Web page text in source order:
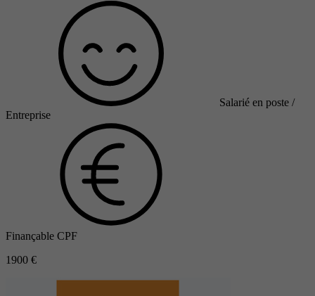
Salarié en poste /
Entreprise
Finançable CPF
1900 €